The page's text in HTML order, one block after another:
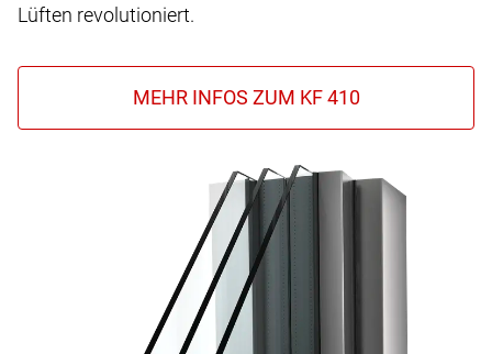
Lüften revolutioniert.